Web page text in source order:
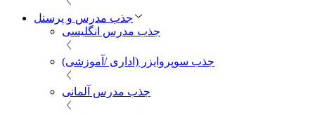
جذب مدرس و پرسنل
جذب مدرس انگلیسی
جذب سوپروایزر (اداری /آموزشی)
جذب مدرس آلمانی